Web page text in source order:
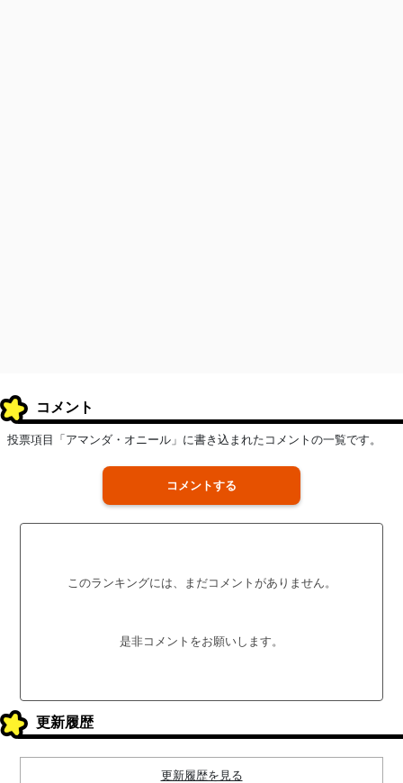
コメント
投票項目「アマンダ・オニール」に書き込まれたコメントの一覧です。
コメントする
このランキングには、まだコメントがありません。
是非コメントをお願いします。
更新履歴
更新履歴を見る